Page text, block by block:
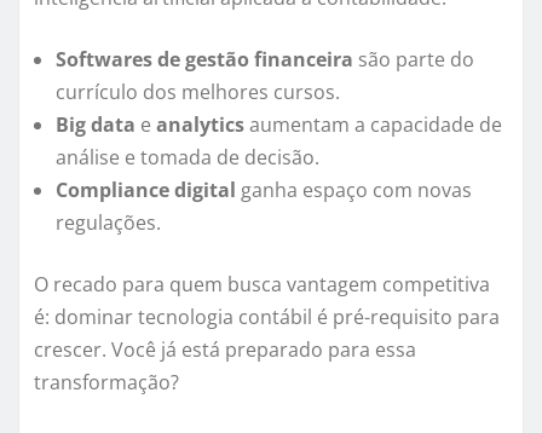
Softwares de gestão financeira são parte do
currículo dos melhores cursos.
Big data e analyticsaumentam a capacidade de
análise e tomada de decisão.
Compliance digital ganha espaço com novas
regulações.
O recado para quem busca vantagem competitiva
é: dominar tecnologia contábil é pré-requisito para
crescer. Você já está preparado para essa
transformação?